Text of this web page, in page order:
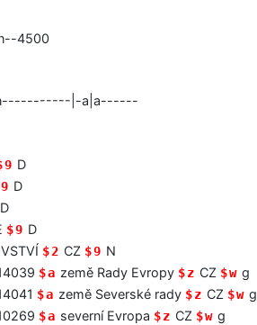
4500
|-a|a------
D
D
D
$9 D
$2 CZ $9 N
$a země Rady Evropy $z CZ $w g
$a země Severské rady $z CZ $w g
$a severní Evropa $z CZ $w g